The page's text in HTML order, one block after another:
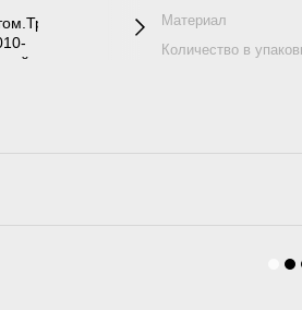
Материал
Количество в